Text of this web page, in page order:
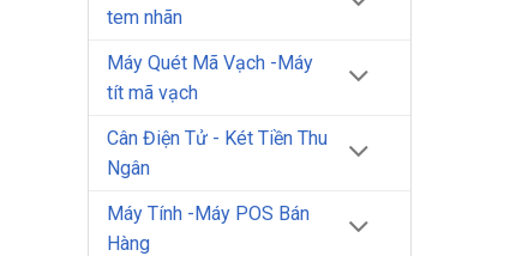
tem nhãn
Máy Quét Mã Vạch -Máy
tít mã vạch
Cân Điện Tử - Két Tiền Thu
Ngân
Máy Tính -Máy POS Bán
Hàng